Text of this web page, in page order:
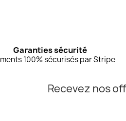
Garanties sécurité
100% sécurisés par Stripe
Recevez nos